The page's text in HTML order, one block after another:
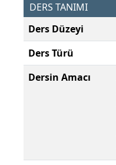
DERS TANIMI
Ders Düzeyi
Ders Türü
Dersin Amacı